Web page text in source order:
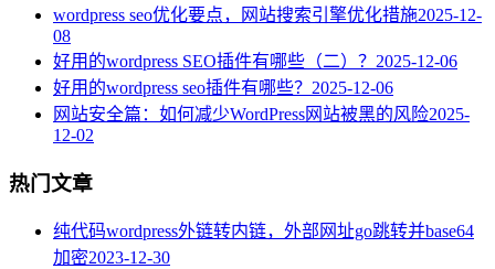
wordpress seo优化要点，网站搜索引擎优化措施2025-12-
08
好用的wordpress SEO插件有哪些（二）？ 2025-12-06
好用的wordpress seo插件有哪些？ 2025-12-06
网站安全篇：如何减少WordPress网站被黑的风险2025-
12-02
热门文章
纯代码wordpress外链转内链，外部网址go跳转并base64
加密2023-12-30